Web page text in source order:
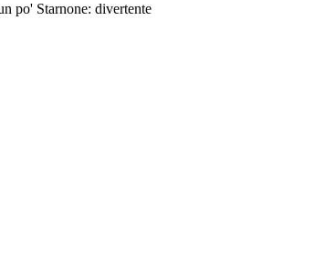
po' Starnone: divertente